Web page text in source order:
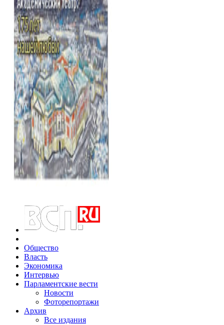
Общество
Власть
Экономика
Интервью
Парламентские вести
Новости
Фоторепортажи
Архив
Все издания